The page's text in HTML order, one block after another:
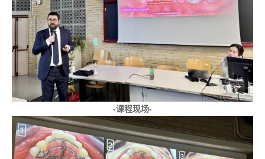
-课程现场-